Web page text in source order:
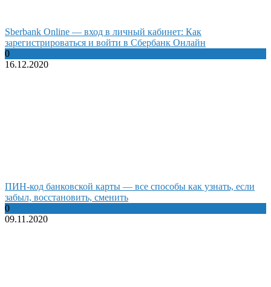
Sberbank Online — вход в личный кабинет: Как
зарегистрироваться и войти в Сбербанк Онлайн
0
16.12.2020
ПИН-код банковской карты — все способы как узнать, если
забыл, восстановить, сменить
0
09.11.2020